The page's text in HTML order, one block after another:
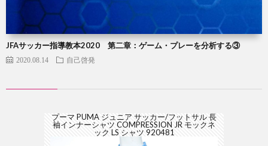
JFAサッカー指導教本2020 第二章：ゲーム・プレーを分析する③
2020.08.14 自己啓発
プーマ PUMA ジュニア サッカー/フットサル 長
袖インナーシャツ COMPRESSION JR モックネ
ック LS シャツ 920481